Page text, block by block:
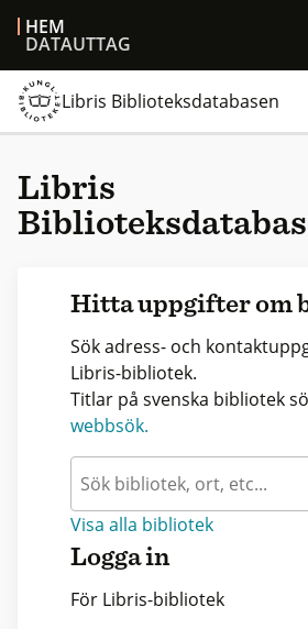
HEM
DATAUTTAG
Libris Biblioteksdatabasen
Libris
Hitta uppgifter om
Sök adress- och
Libris-bibliotek.
Titlar på svenska bibliotek
webbsök.
Visa alla bibliotek
Logga in
För Libris-bibliotek